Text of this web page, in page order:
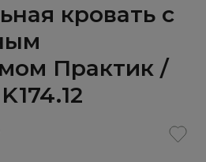
кровать с
Практик /